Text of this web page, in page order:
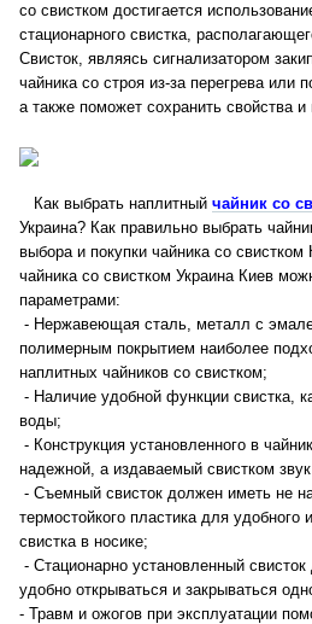
со свистком достигается
стационарного свистка,
Свисток, являясь сигнализатором
чайника со строя из-за перегрева или
а также поможет сохранить свойства и
Как выбрать наплитный чайник со
Украина? Как правильно выбрать
выбора и покупки чайника со свистком
чайника со свистком Украина Киев
параметрами:
- Нержавеющая сталь, металл с
полимерным покрытием наиболее
наплитных чайников со свистком;
- Наличие удобной функции свистка,
воды;
- Конструкция установленного в
надежной, а издаваемый свистком
- Съемный свисток должен иметь не
термостойкого пластика для удобного
свистка в носике;
- Стационарно установленный
удобно открываться и закрываться
- Травм и ожогов при эксплуатации